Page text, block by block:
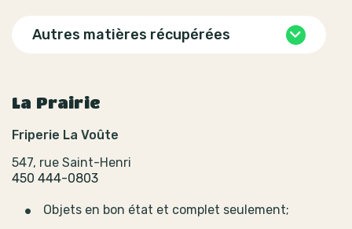
Autres matières récupérées
La Prairie
Friperie La Voûte
547, rue Saint-Henri
450 444-0803
Objets en bon état et complet seulement;